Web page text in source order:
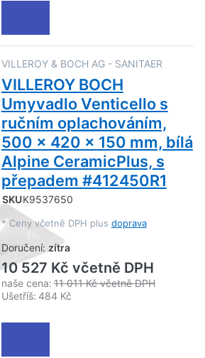
VILLEROY & BOCH AG - SANITAER
VILLEROY BOCH
Umyvadlo Venticello s
ručním oplachováním,
500 x 420 x 150 mm, bílá
Alpine CeramicPlus, s
přepadem #412450R1
SKUK9537650
* Ceny včetně DPH plus doprava
Doručení: zítra
10 527 Kč včetně DPH
naše cena: 11 011 Kč včetně DPH
Ušetříš: 484 Kč